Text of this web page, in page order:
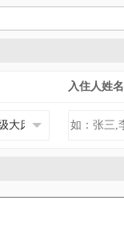
入住人姓名